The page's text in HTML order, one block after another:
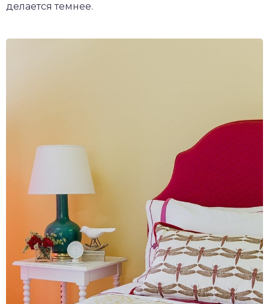
делается темнее.